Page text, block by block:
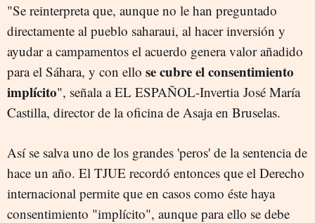
"Se reinterpreta que, aunque no le han preguntado
directamente al pueblo saharaui, al hacer inversión y
ayudar a campamentos el acuerdo genera valor añadido
para el Sáhara, y con ello se cubre el consentimiento
implícito", señala a EL ESPAÑOL-Invertia José María
Castilla, director de la oficina de Asaja en Bruselas.
Así se salva uno de los grandes 'peros' de la sentencia de
hace un año. El TJUE recordó entonces que el Derecho
internacional permite que en casos como éste haya
consentimiento "implícito", aunque para ello se debe